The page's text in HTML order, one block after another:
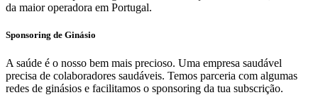
da maior operadora em Portugal.
Sponsoring de Ginásio
A saúde é o nosso bem mais precioso. Uma empresa saudável
precisa de colaboradores saudáveis. Temos parceria com algumas
redes de ginásios e facilitamos o sponsoring da tua subscrição.